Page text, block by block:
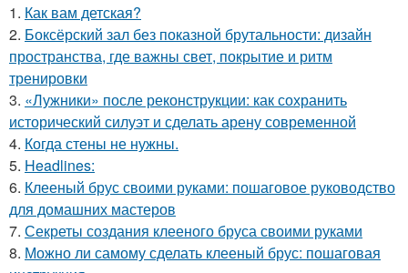
1. Как вам детская?
2. Боксёрский зал без показной брутальности: дизайн
пространства, где важны свет, покрытие и ритм
тренировки
3. «Лужники» после реконструкции: как сохранить
исторический силуэт и сделать арену современной
4. Когда стены не нужны.
5. Headlines:
6. Клееный брус своими руками: пошаговое руководство
для домашних мастеров
7. Секреты создания клееного бруса своими руками
8. Можно ли самому сделать клееный брус: пошаговая